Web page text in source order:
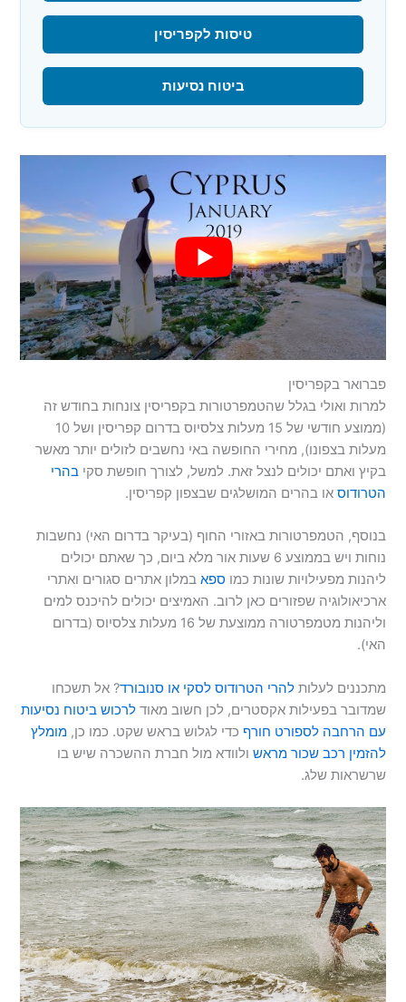
טיסות לקפריסין
ביטוח נסיעות
פברואר בקפריסין
למרות ואולי בגלל שהטמפרטורות בקפריסין צונחות בחודש זה
(ממוצע חודשי של 15 מעלות צלסיוס בדרום קפריסין ושל 10
מעלות בצפונו), מחירי החופשה באי נחשבים לזולים יותר מאשר
בקיץ ואתם יכולים לנצל זאת. למשל, לצורך חופשת סקיבהרי
הטרודוס או בהרים המושלגים שבצפון קפריסין.
בנוסף, הטמפרטורות באזורי החוף (בעיקר בדרום האי) נחשבות
נוחות ויש בממוצע 6 שעות אור מלא ביום, כך שאתם יכולים
ליהנות מפעילויות שונות כמו ספא במלון אתרים סגורים ואתרי
ארכיאולוגיה שפזורים כאן לרוב. האמיצים יכולים להיכנס למים
וליהנות מטמפרטורה ממוצעת של 16 מעלות צלסיוס (בדרום
האי).
מתכננים לעלותלהרי הטרודוס לסקי או סנובורד? אל תשכחו
שמדובר בפעילות אקסטרים, לכן חשוב מאודלרכוש ביטוח נסיעות
עם הרחבה לספורט חורף כדי לגלוש בראש שקט. כמו כן,מומלץ
להזמין רכב שכור מראש ולוודא מול חברת ההשכרה שיש בו
שרשראות שלג.